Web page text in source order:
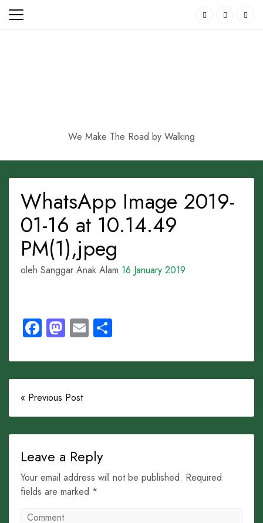
Skip
We Make The Road by Walking
WhatsApp Image 2019-
01-16 at 10.14.49
PM(1),jpeg
oleh Sanggar Anak Alam 16 January 2019
Facebook
Mastodon
Email
« Previous Post
Leave a Reply
Your email address will not be published. Required
fields are marked *